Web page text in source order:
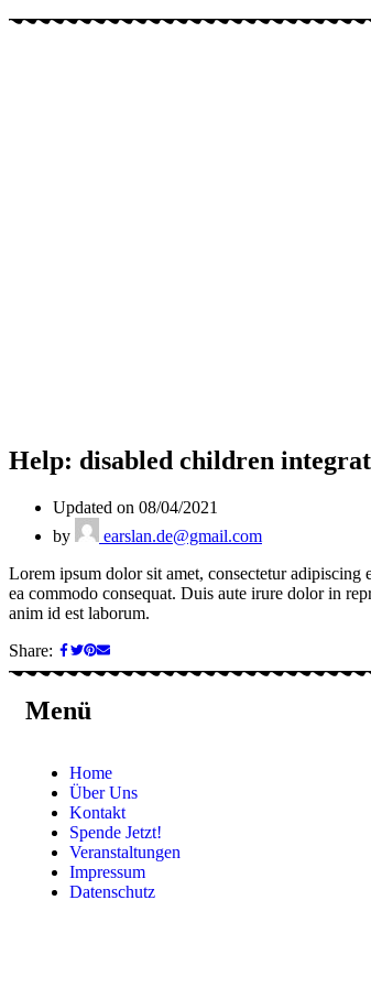
Help: disabled children
Updated on 08/04/2021
by
earslan.de@gmail.com
Lorem ipsum dolor sit amet, consectetur
ea commodo consequat. Duis aute irure dolor in
anim id est laborum.
Share:
Menü
Home
Über Uns
Kontakt
Spende Jetzt!
Veranstaltungen
Impressum
Datenschutz